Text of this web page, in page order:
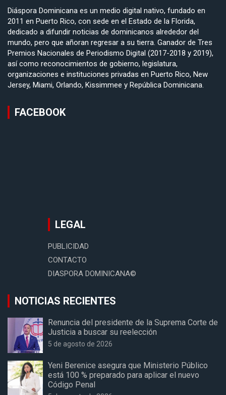
Diáspora Dominicana es un medio digital nativo, fundado en
2011 en Puerto Rico, con sede en el Estado de la Florida,
dedicado a difundir noticias de dominicanos alrededor del
mundo, pero que añoran regresar a su tierra. Ganador de Tres
Premios Nacionales de Periodismo Digital (2017-2018 y 2019),
así como reconocimientos de gobierno, legislatura,
organizaciones e instituciones privadas en Puerto Rico, New
Jersey, Miami, Orlando, Kissimmee y República Dominicana.
FACEBOOK
LEGAL
PUBLICIDAD
CONTACTO
DIASPORA DOMINICANA©
NOTICIAS RECIENTES
Renuncia del presidente de la Suprema Corte de
Justicia a buscar su reelección
5 de agosto de 2026
Yeni Berenice asegura que Ministerio Público
está 100 % preparado para aplicar el nuevo
Código Penal